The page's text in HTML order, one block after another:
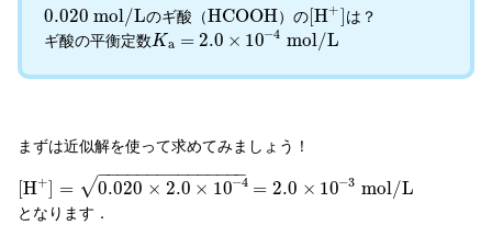
0.020 mol/Lのギ酸（HCOOH）の[H+]は？
ギ酸の平衡定数Ka = 2.0 × 10−4 mol/L
まずは近似解を使って求めてみましょう！
[H+] = 0.020 × 2.0 × 10−4
− −
−−−−−−−−−−−−−
√ = 2.0 × 10−3 mol/L
となります．